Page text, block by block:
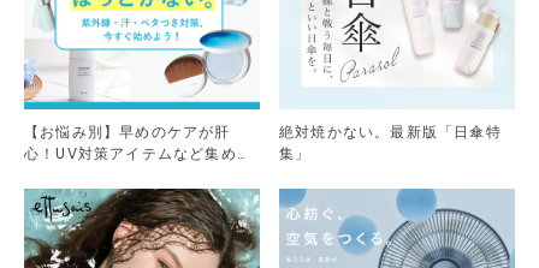
【お悩み別】早めのケアが肝
心！UV対策アイテムなど集めま
絶対焼かない。最新版「日傘特
集」